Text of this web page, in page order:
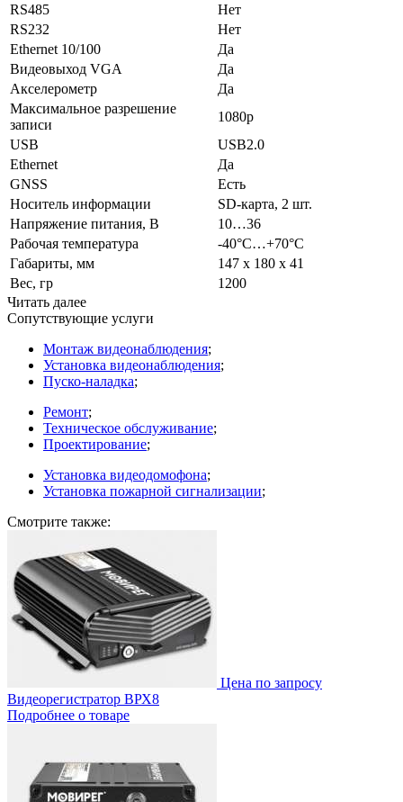
RS485
Нет
RS232
Нет
Ethernet 10/100
Да
Видеовыход VGA
Да
Акселерометр
Да
Максимальное разрешение
записи
1080p
USB
USB2.0
Ethernet
Да
GNSS
Есть
Носитель информации
SD-карта, 2 шт.
Напряжение питания, В
10…36
Рабочая температура
-40°С…+70°С
Габариты, мм
147 х 180 х 41
Вес, гр
1200
Читать далее
Сопутствующие услуги
Монтаж видеонаблюдения;
Установка видеонаблюдения;
Пуско-наладка;
Ремонт;
Техническое обслуживание;
Проектирование;
Установка видеодомофона;
Установка пожарной сигнализации;
Смотрите также:
Цена по запросу
Видеорегистратор ВРХ8
Подробнее о товаре